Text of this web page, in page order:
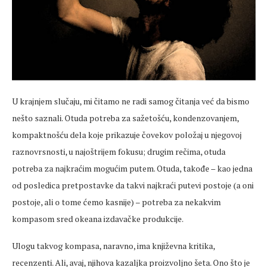
U krajnjem slučaju, mi čitamo ne radi samog čitanja već da bismo
nešto saznali. Otuda potreba za sažetošću, kondenzovanjem,
kompaktnošću dela koje prikazuje čovekov položaj u njegovoj
raznovrsnosti, u najoštrijem fokusu; drugim rečima, otuda
potreba za najkraćim mogućim putem. Otuda, takođe – kao jedna
od posledica pretpostavke da takvi najkraći putevi postoje (a oni
postoje, ali o tome ćemo kasnije) – potreba za nekakvim
kompasom sred okeana izdavačke produkcije.
Ulogu takvog kompasa, naravno, ima književna kritika,
recenzenti. Ali, avaj, njihova kazaljka proizvoljno šeta. Ono što je